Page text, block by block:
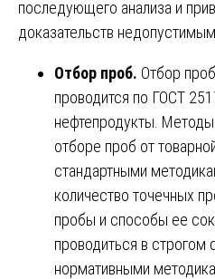
последующего анализа и
доказательств
Отбор проб. Отбор
проводится по ГОСТ
нефтепродукты.
отборе проб от
стандартными
количество точечных
пробы и способы ее
проводиться в строгом
нормативными